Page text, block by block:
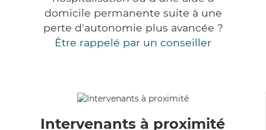
domicile permanente suite à une
perte d'autonomie plus avancée ?
Être rappelé par un conseiller
Intervenants à proximité